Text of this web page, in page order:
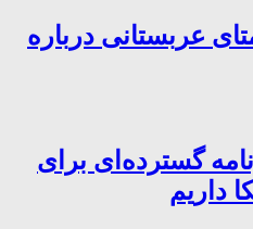
عربستانی درباره
گسترده‌ای برای
داریم